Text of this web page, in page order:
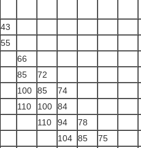
43
55
66
85
72
100 85
74
110 100 84
110 94
78
104 85
75